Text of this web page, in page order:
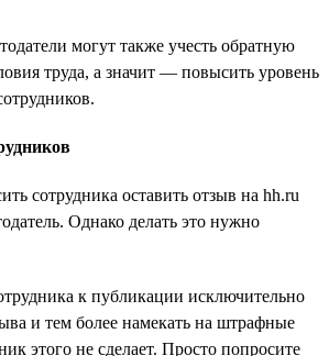
могут также учесть обратную
труда, а значит — повысить уровень
сотрудника оставить отзыв на hh.ru
Однако делать это нужно
к публикации исключительно
и тем более намекать на штрафные
этого не сделает. Просто попросите